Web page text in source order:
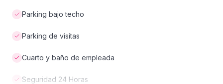
Parking bajo techo
Parking de visitas
Cuarto y baño de empleada
Seguridad 24 Horas